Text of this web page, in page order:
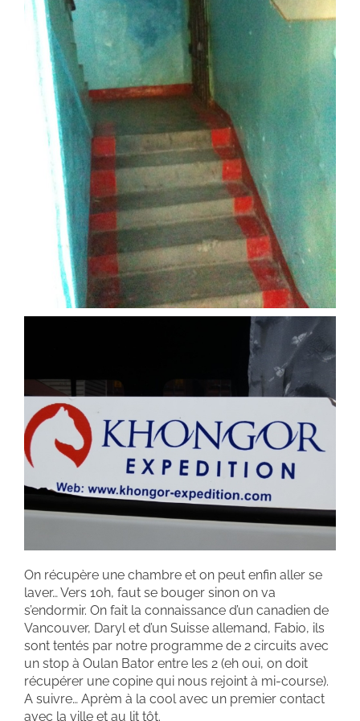
On récupère une chambre et on peut enfin aller se
laver… Vers 10h, faut se bouger sinon on va
s’endormir. On fait la connaissance d’un canadien de
Vancouver, Daryl et d’un Suisse allemand, Fabio, ils
sont tentés par notre programme de 2 circuits avec
un stop à Oulan Bator entre les 2 (eh oui, on doit
récupérer une copine qui nous rejoint à mi-course).
A suivre… Aprèm à la cool avec un premier contact
avec la ville et au lit tôt.